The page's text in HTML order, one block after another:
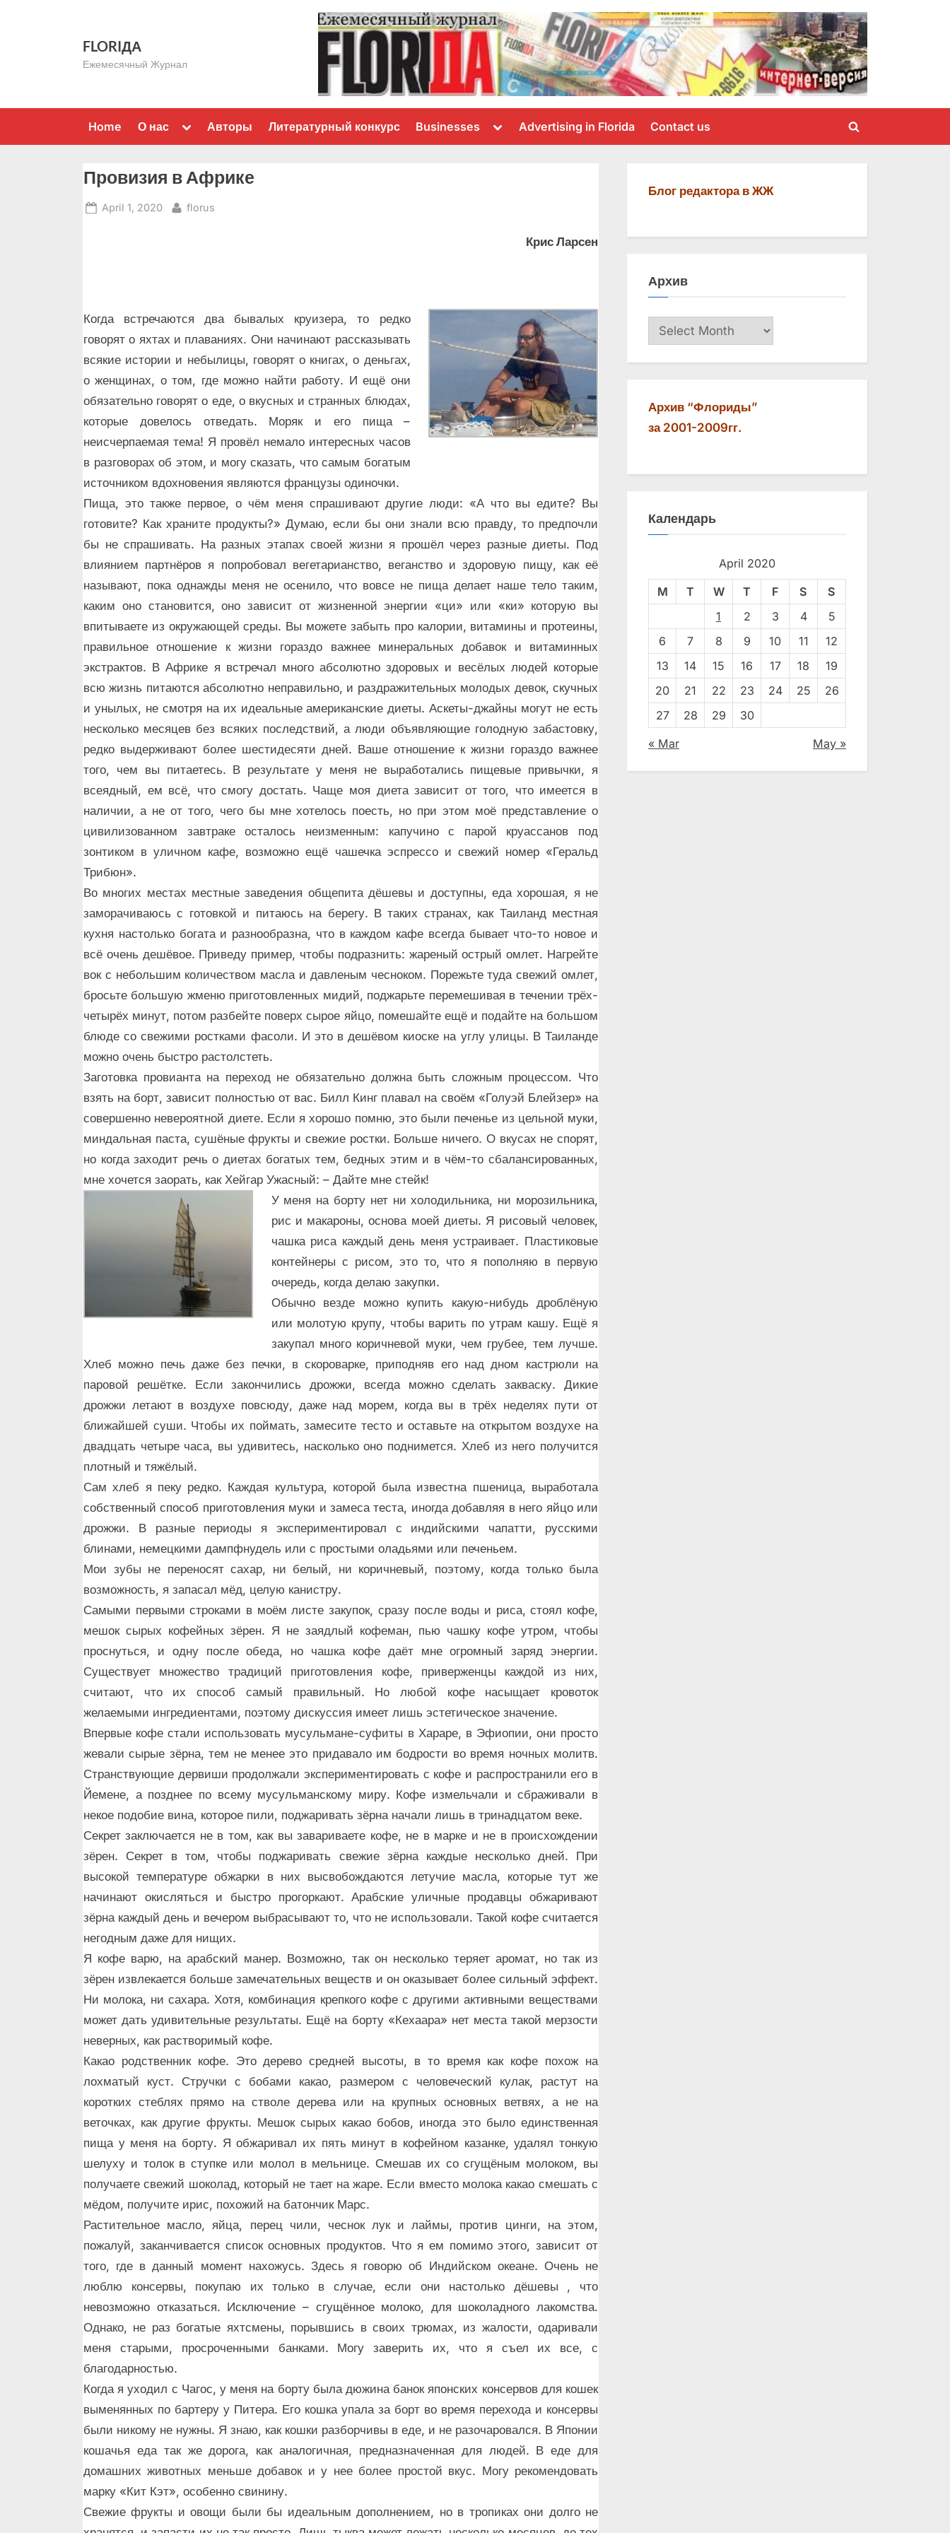
FLORIДА
Ежемесячный Журнал
Home О нас
Toggle
menu
Авторы Литературный конкурс Businesses
Toggle
menu
Advertising in Florida Contact us
Toggle
Провизия в Африке
Posted
April 1, 2020 By
florus
Крис Ларсен
Когда встречаются два бывалых круизера, то редко
говорят о яхтах и плаваниях. Они начинают рассказывать
всякие истории и небылицы, говорят о книгах, о деньгах,
о женщинах, о том, где можно найти работу. И ещё они
обязательно говорят о еде, о вкусных и странных блюдах,
которые довелось отведать. Моряк и его пища –
неисчерпаемая тема! Я провёл немало интересных часов
в разговорах об этом, и могу сказать, что самым богатым
источником вдохновения являются французы одиночки.
Пища, это также первое, о чём меня спрашивают другие люди: «А что вы едите? Вы
готовите? Как храните продукты?» Думаю, если бы они знали всю правду, то предпочли
бы не спрашивать. На разных этапах своей жизни я прошёл через разные диеты. Под
влиянием партнёров я попробовал вегетарианство, веганство и здоровую пищу, как её
называют, пока однажды меня не осенило, что вовсе не пища делает наше тело таким,
каким оно становится, оно зависит от жизненной энергии «ци» или «ки» которую вы
впитываете из окружающей среды. Вы можете забыть про калории, витамины и протеины,
правильное отношение к жизни гораздо важнее минеральных добавок и витаминных
экстрактов. В Африке я встречал много абсолютно здоровых и весёлых людей которые
всю жизнь питаются абсолютно неправильно, и раздражительных молодых девок, скучных
и унылых, не смотря на их идеальные американские диеты. Аскеты-джайны могут не есть
несколько месяцев без всяких последствий, а люди объявляющие голодную забастовку,
редко выдерживают более шестидесяти дней. Ваше отношение к жизни гораздо важнее
того, чем вы питаетесь. В результате у меня не выработались пищевые привычки, я
всеядный, ем всё, что смогу достать. Чаще моя диета зависит от того, что имеется в
наличии, а не от того, чего бы мне хотелось поесть, но при этом моё представление о
цивилизованном завтраке осталось неизменным: капучино с парой круассанов под
зонтиком в уличном кафе, возможно ещё чашечка эспрессо и свежий номер «Геральд
Трибюн».
Во многих местах местные заведения общепита дёшевы и доступны, еда хорошая, я не
заморачиваюсь с готовкой и питаюсь на берегу. В таких странах, как Таиланд местная
кухня настолько богата и разнообразна, что в каждом кафе всегда бывает что-то новое и
всё очень дешёвое. Приведу пример, чтобы подразнить: жареный острый омлет. Нагрейте
вок с небольшим количеством масла и давленым чесноком. Порежьте туда свежий омлет,
бросьте большую жменю приготовленных мидий, поджарьте перемешивая в течении трёх-
четырёх минут, потом разбейте поверх сырое яйцо, помешайте ещё и подайте на большом
блюде со свежими ростками фасоли. И это в дешёвом киоске на углу улицы. В Таиланде
можно очень быстро растолстеть.
Заготовка провианта на переход не обязательно должна быть сложным процессом. Что
взять на борт, зависит полностью от вас. Билл Кинг плавал на своём «Голуэй Блейзер» на
совершенно невероятной диете. Если я хорошо помню, это были печенье из цельной муки,
миндальная паста, сушёные фрукты и свежие ростки. Больше ничего. О вкусах не спорят,
но когда заходит речь о диетах богатых тем, бедных этим и в чём-то сбалансированных,
мне хочется заорать, как Хейгар Ужасный: – Дайте мне стейк!
У меня на борту нет ни холодильника, ни морозильника,
рис и макароны, основа моей диеты. Я рисовый человек,
чашка риса каждый день меня устраивает. Пластиковые
контейнеры с рисом, это то, что я пополняю в первую
очередь, когда делаю закупки.
Обычно везде можно купить какую-нибудь дроблёную
или молотую крупу, чтобы варить по утрам кашу. Ещё я
закупал много коричневой муки, чем грубее, тем лучше.
Хлеб можно печь даже без печки, в скороварке, приподняв его над дном кастрюли на
паровой решётке. Если закончились дрожжи, всегда можно сделать закваску. Дикие
дрожжи летают в воздухе повсюду, даже над морем, когда вы в трёх неделях пути от
ближайшей суши. Чтобы их поймать, замесите тесто и оставьте на открытом воздухе на
двадцать четыре часа, вы удивитесь, насколько оно поднимется. Хлеб из него получится
плотный и тяжёлый.
Сам хлеб я пеку редко. Каждая культура, которой была известна пшеница, выработала
собственный способ приготовления муки и замеса теста, иногда добавляя в него яйцо или
дрожжи. В разные периоды я экспериментировал с индийскими чапатти, русскими
блинами, немецкими дампфнудель или с простыми оладьями или печеньем.
Мои зубы не переносят сахар, ни белый, ни коричневый, поэтому, когда только была
возможность, я запасал мёд, целую канистру.
Самыми первыми строками в моём листе закупок, сразу после воды и риса, стоял кофе,
мешок сырых кофейных зёрен. Я не заядлый кофеман, пью чашку кофе утром, чтобы
проснуться, и одну после обеда, но чашка кофе даёт мне огромный заряд энергии.
Существует множество традиций приготовления кофе, приверженцы каждой из них,
считают, что их способ самый правильный. Но любой кофе насыщает кровоток
желаемыми ингредиентами, поэтому дискуссия имеет лишь эстетическое значение.
Впервые кофе стали использовать мусульмане-суфиты в Хараре, в Эфиопии, они просто
жевали сырые зёрна, тем не менее это придавало им бодрости во время ночных молитв.
Странствующие дервиши продолжали экспериментировать с кофе и распространили его в
Йемене, а позднее по всему мусульманскому миру. Кофе измельчали и сбраживали в
некое подобие вина, которое пили, поджаривать зёрна начали лишь в тринадцатом веке.
Секрет заключается не в том, как вы завариваете кофе, не в марке и не в происхождении
зёрен. Секрет в том, чтобы поджаривать свежие зёрна каждые несколько дней. При
высокой температуре обжарки в них высвобождаются летучие масла, которые тут же
начинают окисляться и быстро прогоркают. Арабские уличные продавцы обжаривают
зёрна каждый день и вечером выбрасывают то, что не использовали. Такой кофе считается
негодным даже для нищих.
Я кофе варю, на арабский манер. Возможно, так он несколько теряет аромат, но так из
зёрен извлекается больше замечательных веществ и он оказывает более сильный эффект.
Ни молока, ни сахара. Хотя, комбинация крепкого кофе с другими активными веществами
может дать удивительные результаты. Ещё на борту «Кехаара» нет места такой мерзости
неверных, как растворимый кофе.
Какао родственник кофе. Это дерево средней высоты, в то время как кофе похож на
лохматый куст. Стручки с бобами какао, размером с человеческий кулак, растут на
коротких стеблях прямо на стволе дерева или на крупных основных ветвях, а не на
веточках, как другие фрукты. Мешок сырых какао бобов, иногда это было единственная
пища у меня на борту. Я обжаривал их пять минут в кофейном казанке, удалял тонкую
шелуху и толок в ступке или молол в мельнице. Смешав их со сгущёным молоком, вы
получаете свежий шоколад, который не тает на жаре. Если вместо молока какао смешать с
мёдом, получите ирис, похожий на батончик Марс.
Растительное масло, яйца, перец чили, чеснок лук и лаймы, против цинги, на этом,
пожалуй, заканчивается список основных продуктов. Что я ем помимо этого, зависит от
того, где в данный момент нахожусь. Здесь я говорю об Индийском океане. Очень не
люблю консервы, покупаю их только в случае, если они настолько дёшевы , что
невозможно отказаться. Исключение – сгущённое молоко, для шоколадного лакомства.
Однако, не раз богатые яхтсмены, порывшись в своих трюмах, из жалости, одаривали
меня старыми, просроченными банками. Могу заверить их, что я съел их все, с
благодарностью.
Когда я уходил с Чагос, у меня на борту была дюжина банок японских консервов для кошек
выменянных по бартеру у Питера. Его кошка упала за борт во время перехода и консервы
были никому не нужны. Я знаю, как кошки разборчивы в еде, и не разочаровался. В Японии
кошачья еда так же дорога, как аналогичная, предназначенная для людей. В еде для
домашних животных меньше добавок и у нее более простой вкус. Могу рекомендовать
марку «Кит Кэт», особенно свинину.
Свежие фрукты и овощи были бы идеальным дополнением, но в тропиках они долго не
Блог редактора в ЖЖ
Архив
Архив
Архив “Флориды”
за 2001-2009гг.
Календарь
April 2020
M T W T F S
S
1
2 3 4
5
6
7 8 9 10 11
12
13
14 15 16 17 18
19
20
21 22 23 24 25
26
27
28 29 30
« Mar May »